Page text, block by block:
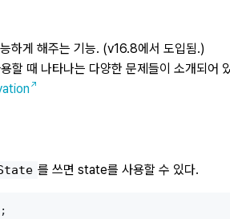
하게 해주는 기능. (v16.8에서 도입됨.)
할 때 나타나는 다양한 문제들이 소개되어
를 쓰면 state를 사용할 수 있다.
;